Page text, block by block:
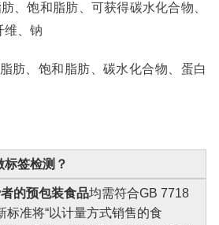
饱和脂肪、可获得碳水化合物、
维、钠
、饱和脂肪、碳水化合物、蛋白
签检测？
的预包装食品均需符合GB 7718
标准将“以计量方式销售的食